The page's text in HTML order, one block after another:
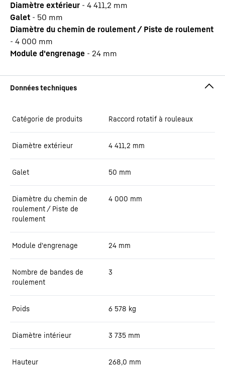
Diamètre extérieur - 4 411,2 mm
Galet - 50 mm
Diamètre du chemin de roulement / Piste de roulement
- 4 000 mm
Module d'engrenage - 24 mm
Catégorie de produits Raccord rotatif à rouleaux
Diamètre extérieur 4 411,2 mm
Galet 50 mm
Diamètre du chemin de
roulement / Piste de
roulement
4 000 mm
Module d'engrenage 24 mm
Nombre de bandes de
roulement
3
Poids 6 578 kg
Diamètre intérieur 3 735 mm
Hauteur 268,0 mm